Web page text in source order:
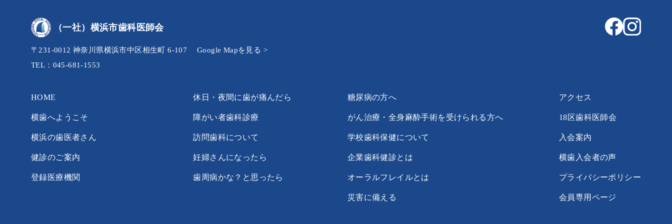
（一社）横浜市歯科医師会
〒231-0012 神奈川県横浜市中区相生町 6-107
Google Mapを見る >
TEL：045-681-1553
HOME
横歯へようこそ
横浜の歯医者さん
健診のご案内
登録医療機関
休日・夜間に歯が痛んだら
障がい者歯科診療
訪問歯科について
妊婦さんになったら
歯周病かな？と思ったら
糖尿病の方へ
がん治療・全身麻酔手術を受けられる方へ
学校歯科保健について
企業歯科健診とは
オーラルフレイルとは
災害に備える
アクセス
18区歯科医師会
入会案内
横歯入会者の声
プライバシーポリシー
会員専用ページ